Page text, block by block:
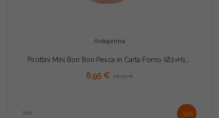
Anteprima
8,95 € 10,53 €
-15%
Vari